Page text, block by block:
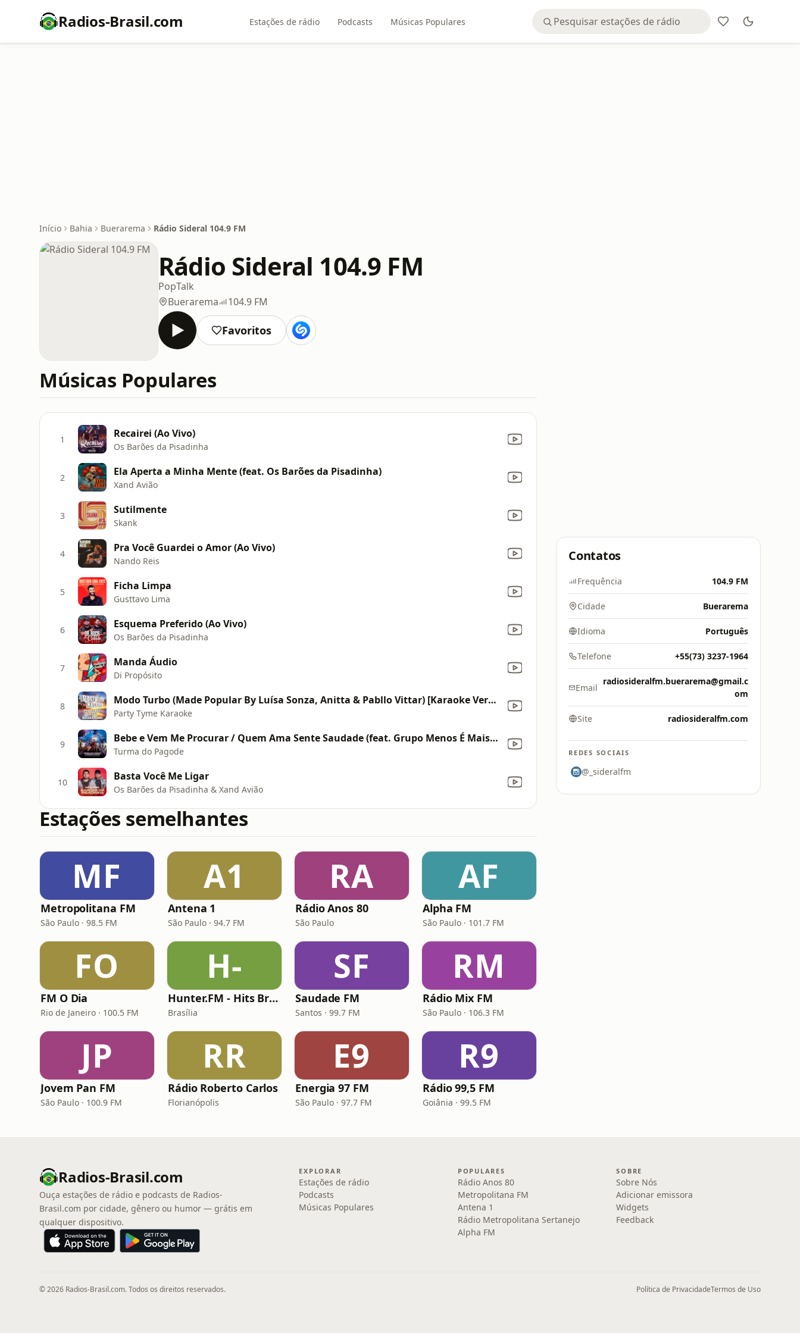
Radios-Brasil.com Estações de rádio Podcasts Músicas Populares
Início Bahia Buerarema Rádio Sideral 104.9 FM
Rádio Sideral 104.9 FM
PopTalk
Buerarema
104.9 FM
Favoritos
Músicas Populares
1 Recairei (Ao Vivo)
Os Barões da Pisadinha
2 Ela Aperta a Minha Mente (feat. Os Barões da Pisadinha)
Xand Avião
3 Sutilmente
Skank
4 Pra Você Guardei o Amor (Ao Vivo)
Nando Reis
5 Ficha Limpa
Gusttavo Lima
6 Esquema Preferido (Ao Vivo)
Os Barões da Pisadinha
7 Manda Áudio
Di Propósito
8 Modo Turbo (Made Popular By Luísa Sonza, Anitta & Pabllo Vittar) [Karaoke Version]
Party Tyme Karaoke
9 Bebe e Vem Me Procurar / Quem Ama Sente Saudade (feat. Grupo Menos É Mais) [Ao Vivo]
Turma do Pagode
10 Basta Você Me Ligar
Os Barões da Pisadinha & Xand Avião
Estações semelhantes
MF
Metropolitana FM
São Paulo · 98.5 FM
A1
Antena 1
São Paulo · 94.7 FM
RA
Rádio Anos 80
São Paulo
AF
Alpha FM
São Paulo · 101.7 FM
FO
FM O Dia
Rio de Janeiro · 100.5 FM
H-
Hunter.FM - Hits Brasil
Brasília
SF
Saudade FM
Santos · 99.7 FM
RM
Rádio Mix FM
São Paulo · 106.3 FM
JP
Jovem Pan FM
São Paulo · 100.9 FM
RR
Rádio Roberto Carlos
Florianópolis
E9
Energia 97 FM
São Paulo · 97.7 FM
R9
Rádio 99,5 FM
Goiânia · 99.5 FM
Contatos
Frequência 104.9 FM
Cidade Buerarema
Idioma Português
Telefone +55(73) 3237-1964
Email
radiosideralfm.buerarema@gmail.c
om
Site radiosideralfm.com
REDES SOCIAIS
@_sideralfm
Radios-Brasil.com
Ouça estações de rádio e podcasts de Radios-
Brasil.com por cidade, gênero ou humor — grátis em
qualquer dispositivo.
EXPLORAR
Estações de rádio
Podcasts
Músicas Populares
POPULARES
Rádio Anos 80
Metropolitana FM
Antena 1
Rádio Metropolitana Sertanejo
Alpha FM
SOBRE
Sobre Nós
Adicionar emissora
Widgets
Feedback
© 2026 Radios-Brasil.com. Todos os direitos reservados. Política de PrivacidadeTermos de Uso